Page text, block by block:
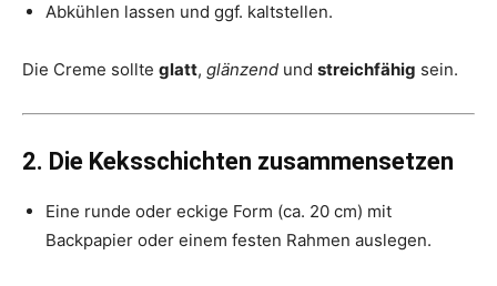
Abkühlen lassen und ggf. kaltstellen.
Die Creme sollte glatt, glänzend und streichfähig sein.
2. Die Keksschichten zusammensetzen
Eine runde oder eckige Form (ca. 20 cm) mit
Backpapier oder einem festen Rahmen auslegen.